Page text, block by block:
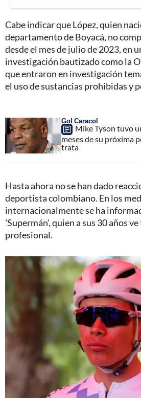
Cabe indicar que López, quien
departamento de Boyacá, no
desde el mes de julio de 2023, en
investigación bautizado como la
que entraron en investigación
el uso de sustancias prohibidas y
Gol Caracol
Mike Tyson tuvo
meses de su próxima
trata
Hasta ahora no se han dado
deportista colombiano. En los
internacionalmente se ha
'Supermán', quien a sus 30 años
profesional.